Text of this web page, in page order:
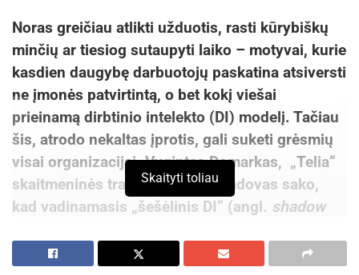
Noras greičiau atlikti užduotis, rasti kūrybiškų
minčių ar tiesiog sutaupyti laiko – motyvai, kurie
kasdien daugybę darbuotojų paskatina atsiversti
ne įmonės patvirtintą, o bet kokį viešai
prieinamą dirbtinio intelekto (DI) modelį. Tačiau
šis, atrodo nekaltas įprotis, gali suketi grėsmių
visai organizacijai. Vygintas Domarkas, „Telia“
skaitmeninės transformacijos vadovas sako,
kad vadinamasis „šešėlinis DI“ (angl. shadow
neautorizuotomis programėlėmis, tampa vis
Skaityti toliau